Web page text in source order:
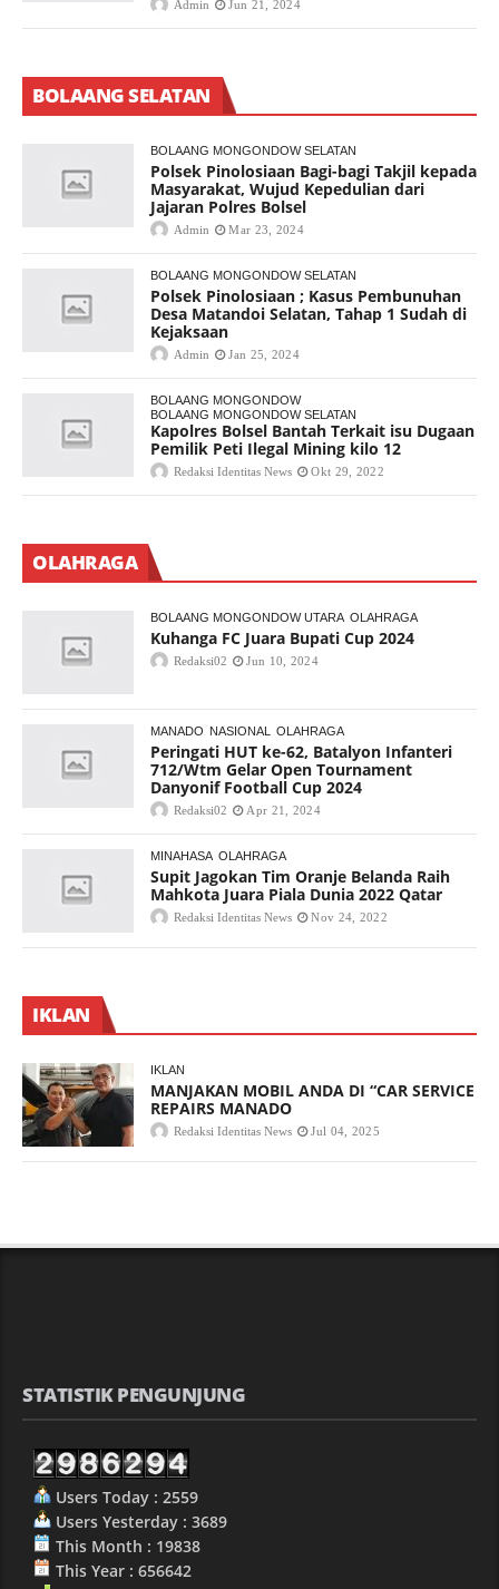
Admin Jun 21, 2024
BOLAANG SELATAN
BOLAANG MONGONDOW SELATAN
Polsek Pinolosiaan Bagi-bagi Takjil kepada
Masyarakat, Wujud Kepedulian dari
Jajaran Polres Bolsel
Admin Mar 23, 2024
BOLAANG MONGONDOW SELATAN
Polsek Pinolosiaan ; Kasus Pembunuhan
Desa Matandoi Selatan, Tahap 1 Sudah di
Kejaksaan
Admin Jan 25, 2024
BOLAANG MONGONDOW
BOLAANG MONGONDOW SELATAN
Kapolres Bolsel Bantah Terkait isu Dugaan
Pemilik Peti Ilegal Mining kilo 12
Redaksi Identitas News Okt 29, 2022
OLAHRAGA
BOLAANG MONGONDOW UTARA OLAHRAGA
Kuhanga FC Juara Bupati Cup 2024
Redaksi02 Jun 10, 2024
MANADO NASIONAL OLAHRAGA
Peringati HUT ke-62, Batalyon Infanteri
712/Wtm Gelar Open Tournament
Danyonif Football Cup 2024
Redaksi02 Apr 21, 2024
MINAHASA OLAHRAGA
Supit Jagokan Tim Oranje Belanda Raih
Mahkota Juara Piala Dunia 2022 Qatar
Redaksi Identitas News Nov 24, 2022
IKLAN
IKLAN
MANJAKAN MOBIL ANDA DI “CAR SERVICE
REPAIRS MANADO
Redaksi Identitas News Jul 04, 2025
STATISTIK PENGUNJUNG
Users Today : 2559
Users Yesterday : 3689
This Month : 19838
This Year : 656642